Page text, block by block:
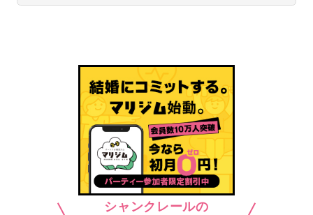
シャンクレールの